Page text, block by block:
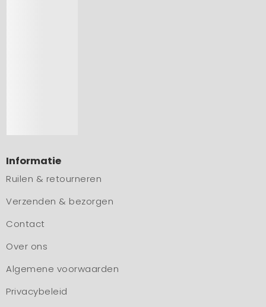
Informatie
Ruilen & retourneren
Verzenden & bezorgen
Contact
Over ons
Algemene voorwaarden
Privacybeleid